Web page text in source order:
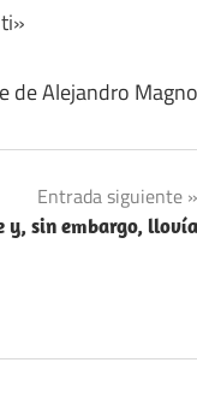
de Alejandro Magno
Entrada siguiente
y, sin embargo, llovía